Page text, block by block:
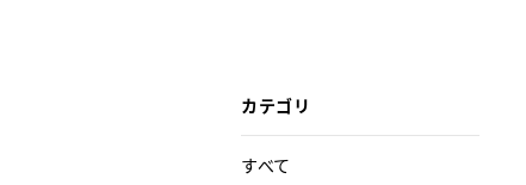
カテゴリ
すべて